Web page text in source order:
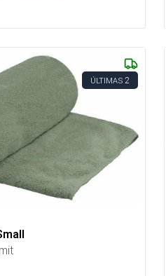
ÚLTIMAS 2